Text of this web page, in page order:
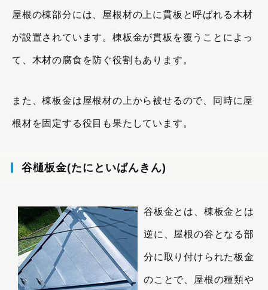
屋根の棟部分には、屋根材の上に貫板と呼ばれる木材
が設置されています。棟板金が貫板を覆うことによっ
て、木材の腐食を防ぐ役割もあります。
また、棟板金は屋根材の上から被せるので、同時に屋
根材を固定する役目も果たしています。
谷樋板金(たにといばんきん)
谷板金とは、棟板金とは
逆に、屋根の谷となる部
分に取り付けられた板金
のことで、屋根の種類や